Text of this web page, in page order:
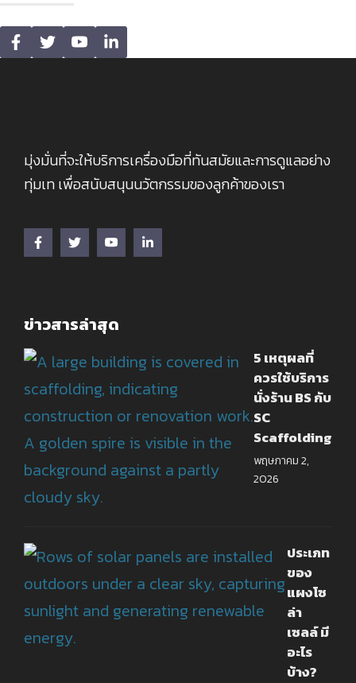
มุ่งมั่นที่จะให้บริการเครื่องมือที่ทันสมัยและการดูแลอย่าง
ทุ่มเท เพื่อสนับสนุนนวัตกรรมของลูกค้าของเรา
ข่าวสารล่าสุด
5 เหตุผลที่
ควรใช้บริการ
นั่งร้าน BS กับ
SC
Scaffolding
พฤษภาคม 2,
2026
ประเภท
ของ
แผงโซ
ล่า
เซลล์ มี
อะไร
บ้าง?